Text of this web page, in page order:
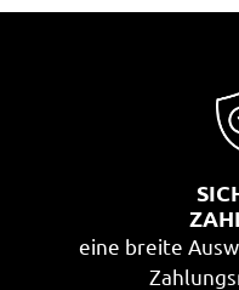
eine breite